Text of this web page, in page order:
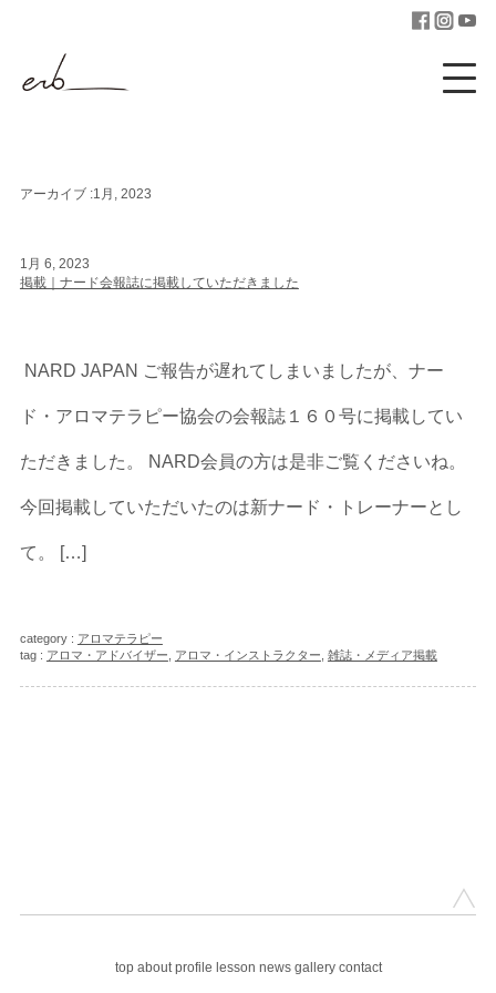
アーカイブ :1月, 2023
1月 6, 2023
掲載｜ナード会報誌に掲載していただきました
NARD JAPAN ご報告が遅れてしまいましたが、ナー
ド・アロマテラピー協会の会報誌１６０号に掲載してい
ただきました。 NARD会員の方は是非ご覧くださいね。
今回掲載していただいたのは新ナード・トレーナーとし
て。 […]
category : アロマテラピー
tag : アロマ・アドバイザー アロマ・インストラクター 雑誌・メディア掲載
top about profile lesson news gallery contact